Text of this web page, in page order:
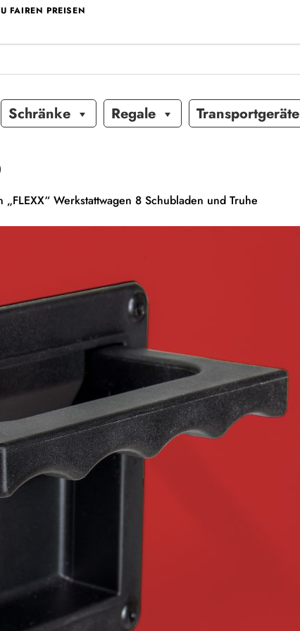
FAIREN PREISEN
Schränke Regale Transportgeräte
„FLEXX“ Werkstattwagen 8 Schubladen und Truhe